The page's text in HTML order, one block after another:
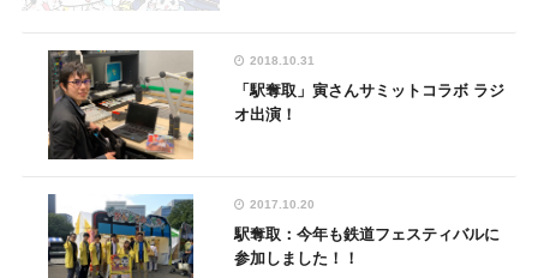
2018.10.31
「駅奪取」寅さんサミットコラボ ラジ
オ出演！
2017.10.20
駅奪取：今年も鉄道フェスティバルに
参加しました！！